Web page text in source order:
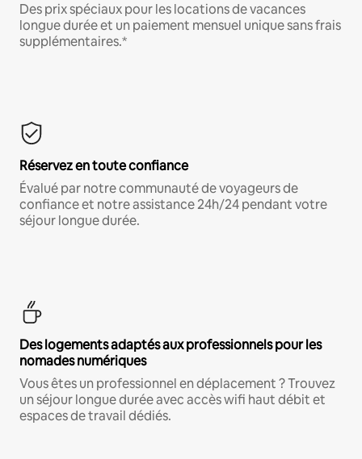
Des prix spéciaux pour les locations de vacances
longue durée et un paiement mensuel unique sans frais
supplémentaires.*
Réservez en toute confiance
Évalué par notre communauté de voyageurs de
confiance et notre assistance 24h/24 pendant votre
séjour longue durée.
Des logements adaptés aux professionnels pour les
nomades numériques
Vous êtes un professionnel en déplacement ? Trouvez
un séjour longue durée avec accès wifi haut débit et
espaces de travail dédiés.